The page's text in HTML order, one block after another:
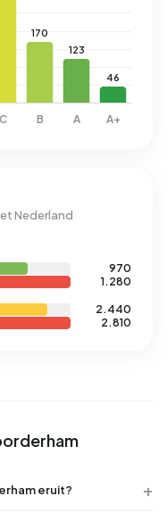
Nederland
970
1.280
2.440
2.810
eruit?